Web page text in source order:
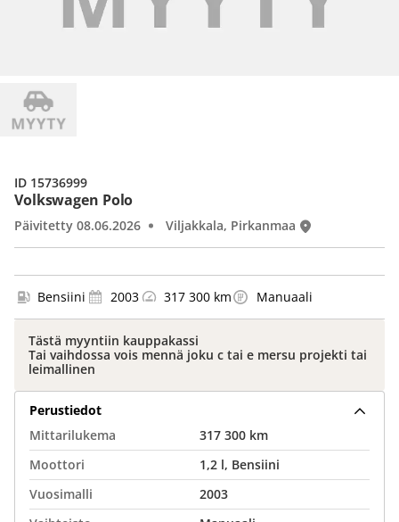
Volkswagen Polo
Päivitetty 08.06.2026 Viljakkala, Pirkanmaa
ID 15736999
Bensiini 2003 317 300 km Manuaali
Tästä myyntiin kauppakassi
Tai vaihdossa vois mennä joku c tai e mersu projekti tai
leimallinen
Perustiedot
Mittarilukema
317 300 km
Moottori
1,2 l, Bensiini
Vuosimalli
2003